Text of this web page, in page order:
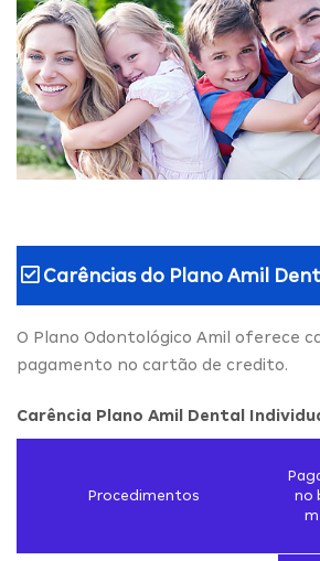
Carências do Plano Amil
O Plano Odontológico Amil oferece
pagamento no cartão de credito.
Carência Plano Amil Dental
Procedimentos
no